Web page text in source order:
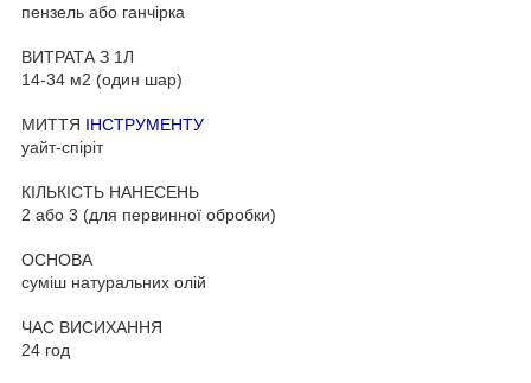
пензель або ганчірка
ВИТРАТА З 1Л
14-34 м2 (один шар)
МИТТЯ ІНСТРУМЕНТУ
уайт-спіріт
КІЛЬКІСТЬ НАНЕСЕНЬ
2 або 3 (для первинної обробки)
ОСНОВА
суміш натуральних олій
ЧАС ВИСИХАННЯ
24 год